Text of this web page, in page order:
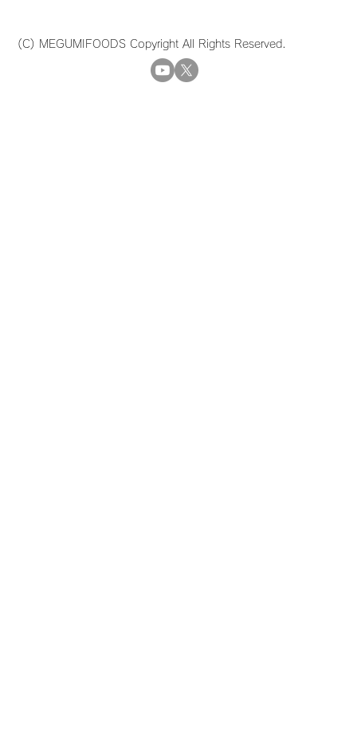
(C) MEGUMIFOODS Copyright All Rights Reserved.​